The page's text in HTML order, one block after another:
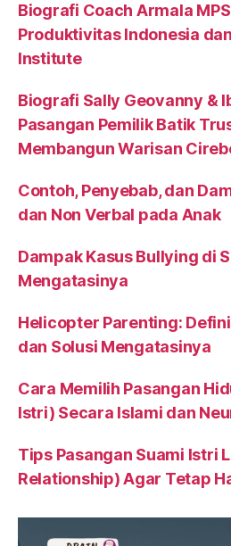
Biografi Coach Armala
Produktivitas Indonesia
Institute
Biografi Sally Geovanny &
Pasangan Pemilik Batik
Membangun Warisan
Contoh, Penyebab, dan
dan Non Verbal pada Anak
Dampak Kasus Bullying di
Mengatasinya
Helicopter Parenting:
dan Solusi Mengatasinya
Cara Memilih Pasangan
Istri) Secara Islami dan
Tips Pasangan Suami Istri
Relationship) Agar Tetap